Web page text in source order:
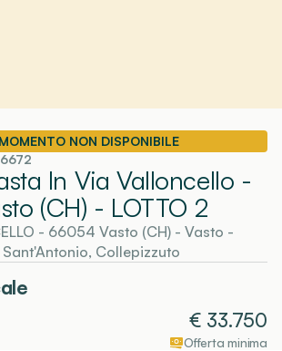
NON DISPONIBILE
In Via Valloncello -
(CH) - LOTTO 2
- 66054 Vasto (CH) -Vasto -
Collepizzuto
€ 33.750
Offerta minima